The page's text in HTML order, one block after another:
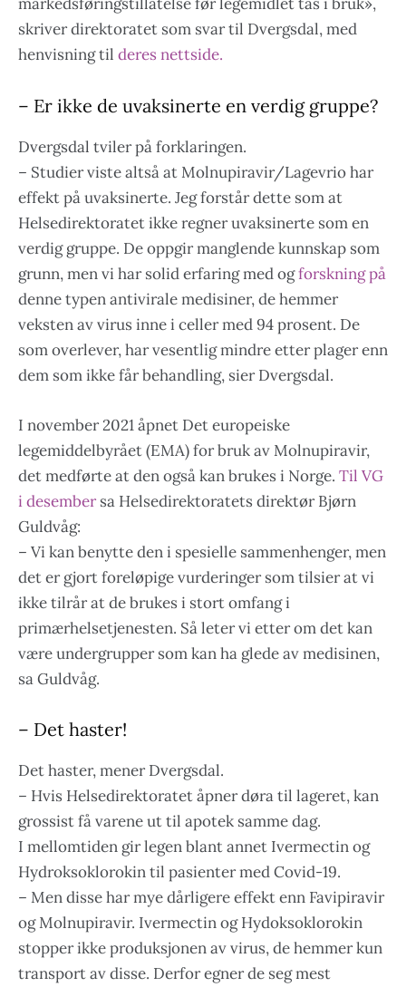
skriver direktoratet som svar til Dvergsdal, med
henvisning til deres nettside.
– Er ikke de uvaksinerte en verdig gruppe?
Dvergsdal tviler på forklaringen.
– Studier viste altså at Molnupiravir/Lagevrio har
effekt på uvaksinerte. Jeg forstår dette som at
Helsedirektoratet ikke regner uvaksinerte som en
verdig gruppe. De oppgir manglende kunnskap som
grunn, men vi har solid erfaring med ogforskning på
denne typen antivirale medisiner, de hemmer
veksten av virus inne i celler med 94 prosent. De
som overlever, har vesentlig mindre etter plager enn
dem som ikke får behandling, sier Dvergsdal.
I november 2021 åpnet Det europeiske
legemiddelbyrået (EMA) for bruk av Molnupiravir,
det medførte at den også kan brukes i Norge. Til VG
i desembersa Helsedirektoratets direktør Bjørn
Guldvåg:
– Vi kan benytte den i spesielle sammenhenger, men
det er gjort foreløpige vurderinger som tilsier at vi
ikke tilrår at de brukes i stort omfang i
primærhelsetjenesten. Så leter vi etter om det kan
være undergrupper som kan ha glede av medisinen,
sa Guldvåg.
– Det haster!
Det haster, mener Dvergsdal.
– Hvis Helsedirektoratet åpner døra til lageret, kan
grossist få varene ut til apotek samme dag.
I mellomtiden gir legen blant annet Ivermectin og
Hydroksoklorokin til pasienter med Covid-19.
– Men disse har mye dårligere effekt enn Favipiravir
og Molnupiravir. Ivermectin og Hydoksoklorokin
stopper ikke produksjonen av virus, de hemmer kun
transport av disse. Derfor egner de seg mest